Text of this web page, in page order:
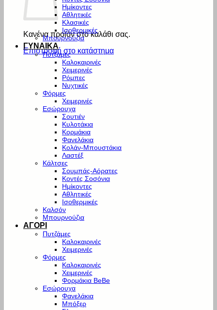
Κανένα προϊόν στο καλάθι σας.
Επιστροφή στο κατάστημα
Ημίκοντες
Αθλητικές
Κλασικές
Ισοθερμικές
Μπουρνούζια
ΓΥΝΑΙΚΑ
Πυτζάμες
Καλοκαιρινές
Χειμερινές
Ρόμπες
Νυχτικές
Φόρμες
Χειμερινές
Εσώρουχα
Σουτιέν
Κυλοτάκια
Κορμάκια
Φανελάκια
Κολάν-Μπουστάκια
Λαστέξ
Κάλτσες
Σουμπάς-Αόρατες
Κοντές Σοσόνια
Ημίκοντες
Αθλητικές
Ισοθερμικές
Καλσόν
Μπουρνούζια
ΑΓΟΡΙ
Πυτζάμες
Καλοκαιρινές
Χειμερινές
Φόρμες
Καλοκαιρινές
Χειμερινές
Φορμάκια BeBe
Εσώρουχα
Φανελάκια
Μπόξερ